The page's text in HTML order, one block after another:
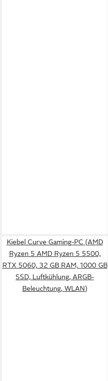
Kiebel Curve Gaming-PC (AMD
Ryzen 5 AMD Ryzen 5 5500,
RTX 5060, 32 GB RAM, 1000 GB
SSD, Luftkühlung, ARGB-
Beleuchtung, WLAN)